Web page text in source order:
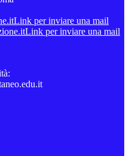
Link per inviare una mail
Link per inviare una mail